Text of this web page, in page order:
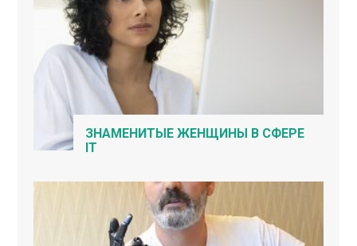
ЗНАМЕНИТЫЕ ЖЕНЩИНЫ В СФЕРЕ
IT